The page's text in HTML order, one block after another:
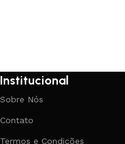
Institucional
Sobre Nós
Contato
Termos e Condições